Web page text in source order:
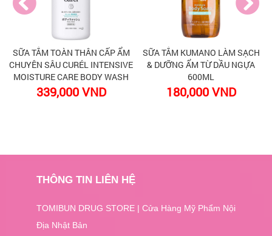
SỮA TẮM TOÀN THÂN CẤP ẨM
CHUYÊN SÂU CURÉL INTENSIVE
MOISTURE CARE BODY WASH
339,000 VND
SỮA TẮM KUMANO LÀM SẠCH
& DƯỠNG ẨM TỪ DẦU NGỰA
600ML
180,000 VND
THÔNG TIN LIÊN HỆ
TOMIBUN DRUG STORE | Cửa Hàng Mỹ Phẩm Nội
Địa Nhật Bản